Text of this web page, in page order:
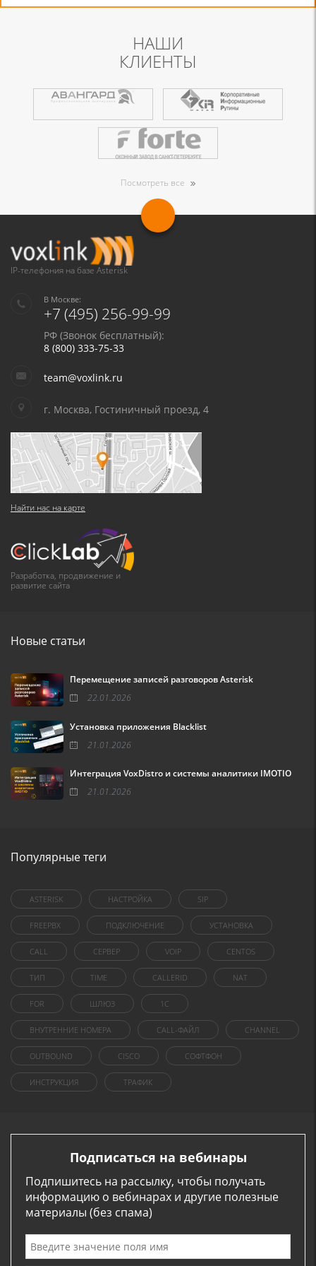
НАШИ
КЛИЕНТЫ
Посмотреть все
IP-телефония на базе Asterisk
В Москве:
+7 (495) 256-99-99
РФ (Звонок бесплатный):
8 (800) 333-75-33
team@voxlink.ru
г. Москва, Гостиничный проезд, 4
Найти нас на карте
Разработка, продвижение и
развитие сайта
Новые статьи
Перемещение записей разговоров Asterisk
22.01.2026
Установка приложения Blacklist
21.01.2026
Интеграция VoxDistro и системы аналитики IMOTIO
21.01.2026
Популярные теги
ASTERISK НАСТРОЙКА SIP
FREEPBX ПОДКЛЮЧЕНИЕ УСТАНОВКА
CALL СЕРВЕР VOIP CENTOS
ТИП TIME CALLERID NAT
FOR ШЛЮЗ 1C
ВНУТРЕННИЕ НОМЕРА CALL-ФАЙЛ CHANNEL
OUTBOUND CISCO СОФТФОН
ИНСТРУКЦИЯ ТРАФИК
Подписаться на вебинары
Подпишитесь на рассылку, чтобы получать
информацию о вебинарах и другие полезные
материалы (без спама)